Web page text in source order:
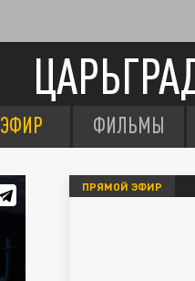
ЭФИР ФИЛЬМЫ
ПРЯМОЙ ЭФИР